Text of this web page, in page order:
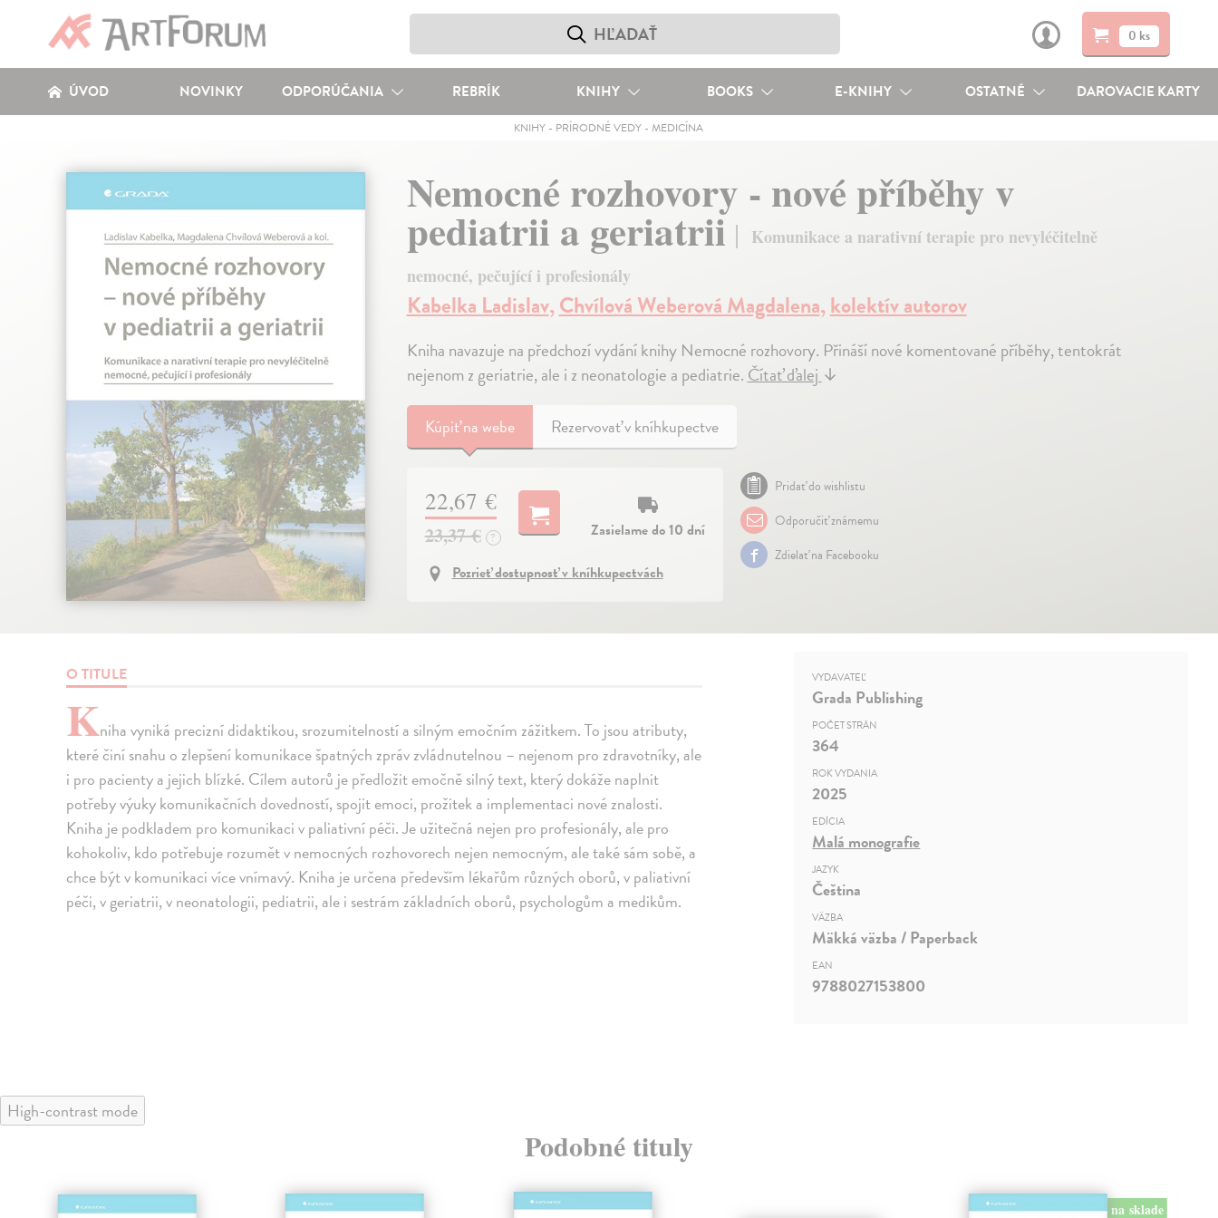
0 ks
ÚVOD NOVINKY ODPORÚČANIA REBRÍK KNIHY BOOKS E-KNIHY OSTATNÉ DAROVACIE KARTY
KNIHY - PRÍRODNÉ VEDY -MEDICÍNA
Nemocné rozhovory - nové příběhy v
pediatrii a geriatrii
Komunikace a narativní terapie pro nevyléčitelně
nemocné, pečující i profesionály
Kabelka Ladislav,Chvílová Weberová Magdalena,kolektív autorov
Kniha navazuje na předchozí vydání knihy Nemocné rozhovory. Přináší nové komentované příběhy, tentokrát
nejenom z geriatrie, ale i z neonatologie a pediatrie.Čítať ďalej↓
Kúpiťna webe Rezervovať v kníhkupectve
22,67 €
23,37 € ?
Zasielame do 10 dní
Pozrieť dostupnosť v kníhkupectvách
Pridať do wishlistu
Odporučiť známemu
Zdielať na Facebooku
O TITULE
Kniha vyniká precizní didaktikou, srozumitelností a silným emočním zážitkem. To jsou atributy,
které činí snahu o zlepšení komunikace špatných zpráv zvládnutelnou – nejenom pro zdravotníky, ale
i pro pacienty a jejich blízké. Cílem autorů je předložit emočně silný text, který dokáže naplnit
potřeby výuky komunikačních dovedností, spojit emoci, prožitek a implementaci nové znalosti.
Kniha je podkladem pro komunikaci v paliativní péči. Je užitečná nejen pro profesionály, ale pro
kohokoliv, kdo potřebuje rozumět v nemocných rozhovorech nejen nemocným, ale také sám sobě, a
chce být v komunikaci více vnímavý. Kniha je určena především lékařům různých oborů, v paliativní
péči, v geriatrii, v neonatologii, pediatrii, ale i sestrám základních oborů, psychologům a medikům.
VYDAVATEĽ
Grada Publishing
POČET STRÁN
364
ROK VYDANIA
2025
EDÍCIA
Malá monografie
JAZYK
Čeština
VÄZBA
Mäkká väzba / Paperback
EAN
9788027153800
High-contrast mode
Podobné tituly
na sklade